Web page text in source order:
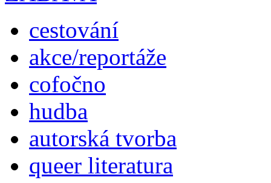
cestování
akce/reportáže
cofočno
hudba
autorská tvorba
queer literatura